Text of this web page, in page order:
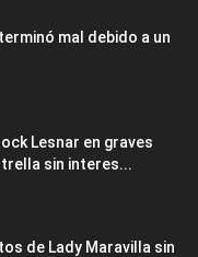
terminó mal debido a un
Lesnar en graves
sin interes...
de Lady Maravilla sin